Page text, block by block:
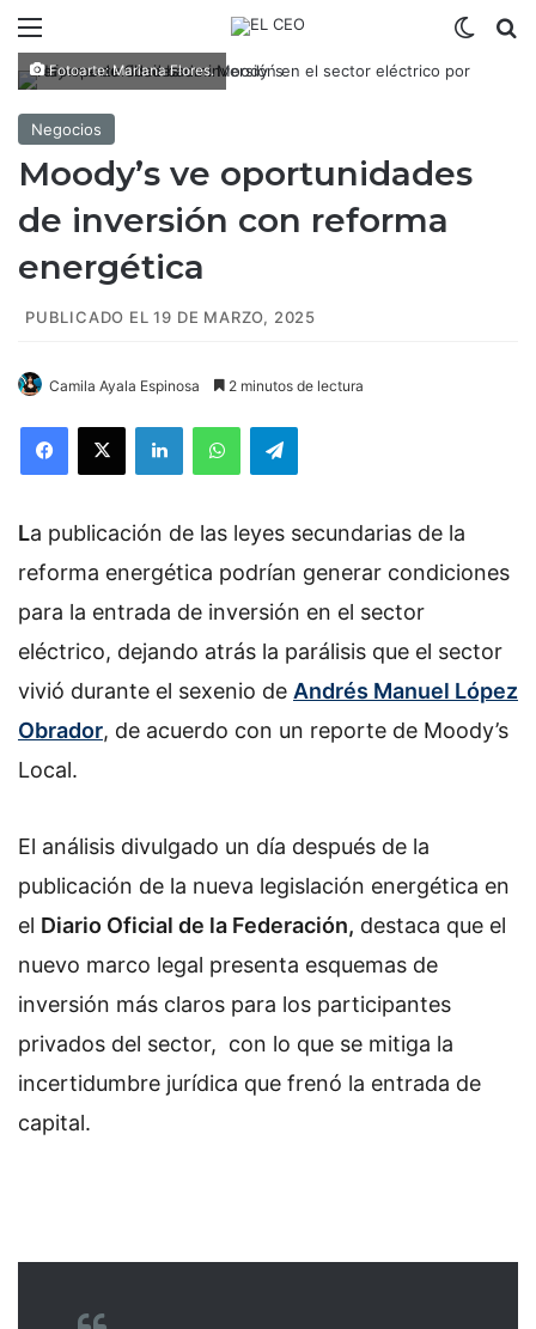
Fotoarte: Mariana Flores.
Negocios
Moody’s ve oportunidades
de inversión con reforma
energética
PUBLICADO EL 19 DE MARZO, 2025
Camila Ayala Espinosa 2 minutos de lectura
La publicación de las leyes secundarias de la
reforma energética podrían generar condiciones
para la entrada de inversión en el sector
eléctrico, dejando atrás la parálisis que el sector
vivió durante el sexenio de Andrés Manuel López
Obrador, de acuerdo con un reporte de Moody’s
Local.
El análisis divulgado un día después de la
publicación de la nueva legislación energética en
el Diario Oficial de la Federación, destaca que el
nuevo marco legal presenta esquemas de
inversión más claros para los participantes
privados del sector, con lo que se mitiga la
incertidumbre jurídica que frenó la entrada de
capital.